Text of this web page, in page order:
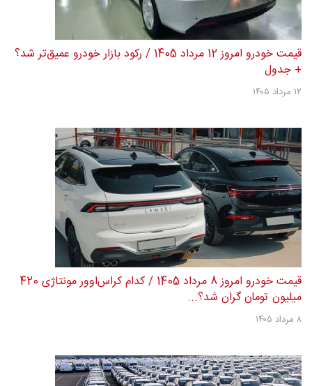
قیمت خودرو امروز 12 مرداد 1405 / رکود بازار خودرو عمیق‌تر شد؟
+ جدول
۱۲ مرداد ۱۴۰۵
قیمت خودرو امروز 8 مرداد 1405 / کدام کراس‌اوور مونتاژی 420
میلیون تومان گران شد؟...
۸ مرداد ۱۴۰۵